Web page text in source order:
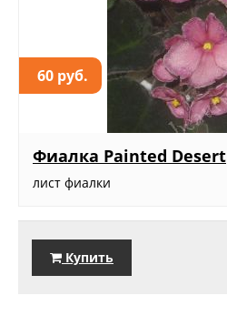
60 руб.
Фиалка Painted Desert
лист фиалки
Купить